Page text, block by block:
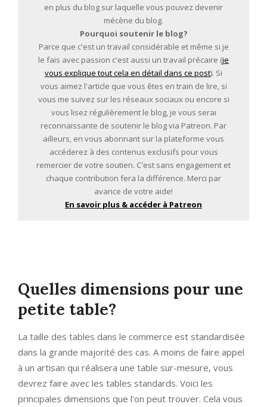
en plus du blog sur laquelle vous pouvez devenir
mécène du blog.
Pourquoi soutenir le blog?
Parce que c'est un travail considérable et même si je
le fais avec passion c'est aussi un travail précaire (je
vous explique tout cela en détail dans ce post). Si
vous aimez l'article que vous êtes en train de lire, si
vous me suivez sur les réseaux sociaux ou encore si
vous lisez régulièrement le blog, je vous serai
reconnaissante de soutenir le blog via Patreon. Par
ailleurs, en vous abonnant sur la plateforme vous
accéderez à des contenus exclusifs pour vous
remercier de votre soutien. C'est sans engagement et
chaque contribution fera la différence. Merci par
avance de votre aide!
En savoir plus & accéder à Patreon
Quelles dimensions pour une
petite table?
La taille des tables dans le commerce est standardisée
dans la grande majorité des cas. A moins de faire appel
à un artisan qui réalisera une table sur-mesure, vous
devrez faire avec les tables standards. Voici les
principales dimensions que l'on peut trouver. Cela vous